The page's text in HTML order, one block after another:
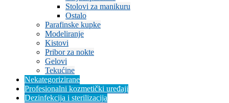
Stolovi za manikuru
Ostalo
Parafinske kupke
Modeliranje
Kistovi
Pribor za nokte
Gelovi
Tekućine
Nekategorizirane
Profesionalni kozmetički uređaji
Dezinfekcija i sterilizacija